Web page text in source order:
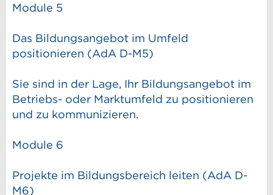
Module 5
Das Bildungsangebot im Umfeld
positionieren (AdA D-M5)
Sie sind in der Lage, Ihr Bildungsangebot im
Betriebs- oder Marktumfeld zu positionieren
und zu kommunizieren.
Module 6
Projekte im Bildungsbereich leiten (AdA D-
M6)